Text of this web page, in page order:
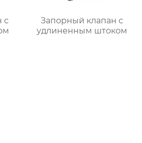
с
Запорный клапан с
удлиненным штоком